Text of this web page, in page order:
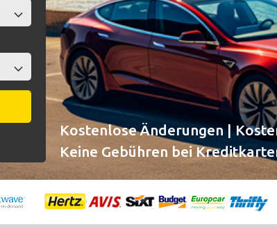
Kostenlose Änderungen |
Keine Gebühren bei